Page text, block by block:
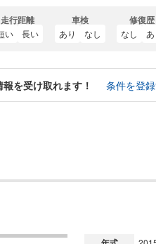
走行距離
い 長い
車検
あり なし
修復歴
なし あ
を受け取れます！ 条件を登